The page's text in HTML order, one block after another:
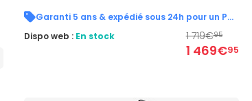
Garanti 5 ans & expédié sous 24h pour un PC en stock !
1 719€95
1 469€95
Dispo web : En stock